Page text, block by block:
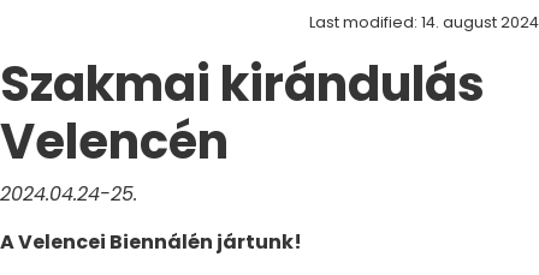
Last modified: 14. august 2024
Szakmai kirándulás
Velencén
2024.04.24-25.
A Velencei Biennálén jártunk!